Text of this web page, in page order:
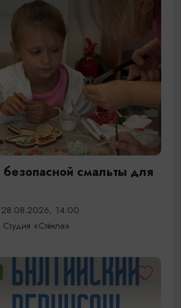
смальты для
14:00
«Стёкла»